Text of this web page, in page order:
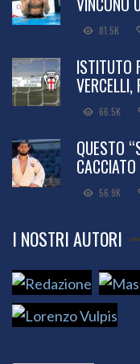
81.5K
ISTITUTO
66.5K
QUESTO
56.9K
I NOSTRI AUTORI